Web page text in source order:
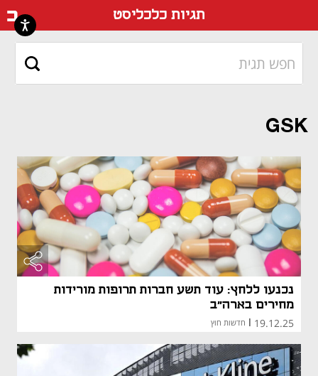
תגיות כלכליסט
GSK
נכנעו ללחץ: עוד תשע חברות תרופות מורידות
מחירים בארה"ב
19.12.25 חדשות חוץ